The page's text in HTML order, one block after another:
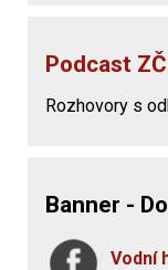
Podcast
Rozhovory s
Banner -
Vodní